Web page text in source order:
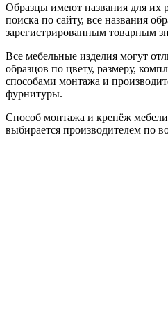
Образцы имеют названия для их
поиска по сайту, все названия
зарегистрированным товарным
Все мебельные изделия могут
образцов по цвету, размеру,
способами монтажа и
фурнитуры.
Способ монтажа и крепёж
выбирается производителем по